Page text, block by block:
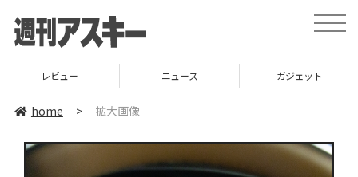
toggle
レビュー ニュース ガジェット
home > 拡大画像